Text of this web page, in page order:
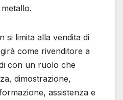
si limita alla vendita di
come rivenditore a
con un ruolo che
dimostrazione,
assistenza e